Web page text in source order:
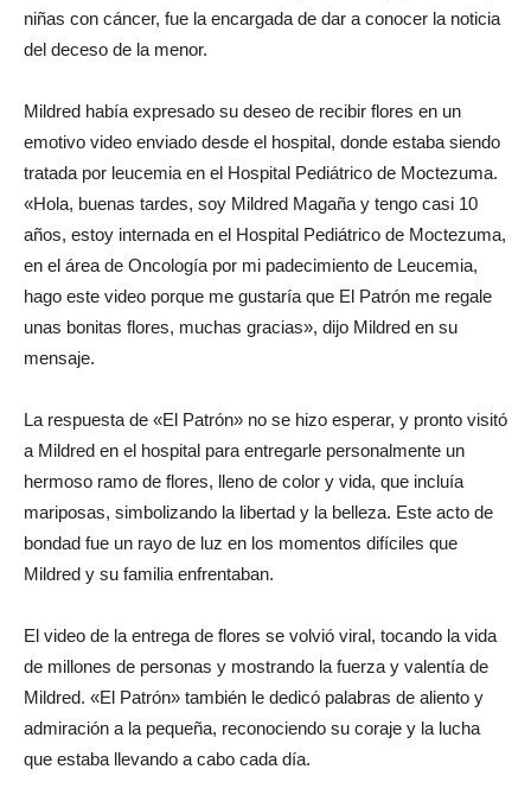
niñas con cáncer, fue la encargada de dar a conocer la noticia
del deceso de la menor.
Mildred había expresado su deseo de recibir flores en un
emotivo video enviado desde el hospital, donde estaba siendo
tratada por leucemia en el Hospital Pediátrico de Moctezuma.
«Hola, buenas tardes, soy Mildred Magaña y tengo casi 10
años, estoy internada en el Hospital Pediátrico de Moctezuma,
en el área de Oncología por mi padecimiento de Leucemia,
hago este video porque me gustaría que El Patrón me regale
unas bonitas flores, muchas gracias», dijo Mildred en su
mensaje.
La respuesta de «El Patrón» no se hizo esperar, y pronto visitó
a Mildred en el hospital para entregarle personalmente un
hermoso ramo de flores, lleno de color y vida, que incluía
mariposas, simbolizando la libertad y la belleza. Este acto de
bondad fue un rayo de luz en los momentos difíciles que
Mildred y su familia enfrentaban.
El video de la entrega de flores se volvió viral, tocando la vida
de millones de personas y mostrando la fuerza y valentía de
Mildred. «El Patrón» también le dedicó palabras de aliento y
admiración a la pequeña, reconociendo su coraje y la lucha
que estaba llevando a cabo cada día.